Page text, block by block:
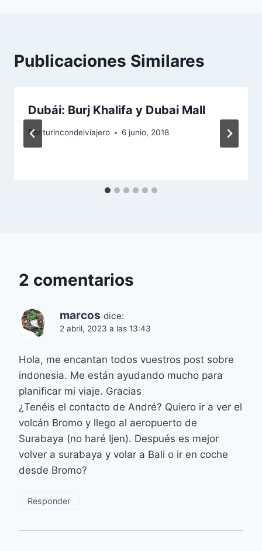
Publicaciones Similares
Dubái: Burj Khalifa y Dubai Mall
Porturincondelviajero 6 junio, 2018
2 comentarios
marcos dice:
2 abril, 2023 a las 13:43
Hola, me encantan todos vuestros post sobre
indonesia. Me están ayudando mucho para
planificar mi viaje. Gracias
¿Tenéis el contacto de André? Quiero ir a ver el
volcán Bromo y llego al aeropuerto de
Surabaya (no haré Ijen). Después es mejor
volver a surabaya y volar a Bali o ir en coche
desde Bromo?
Responder